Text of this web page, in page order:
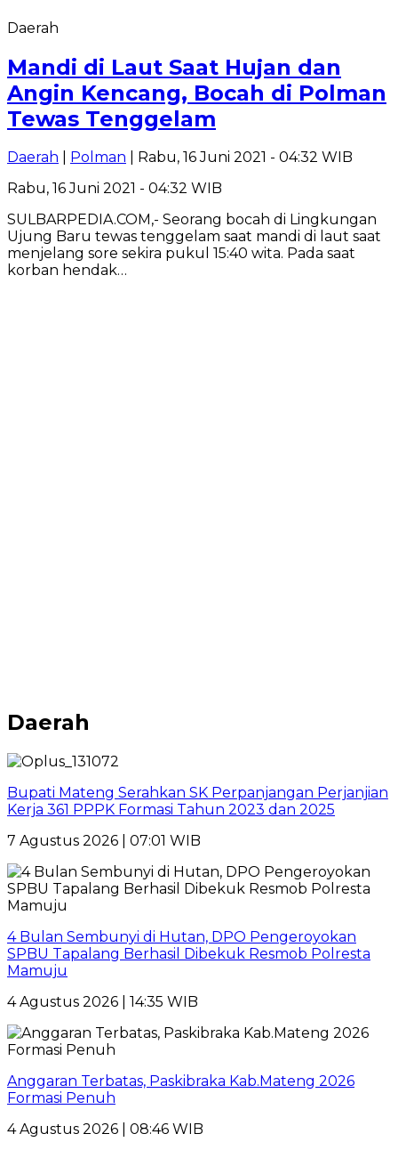
Daerah
Mandi di Laut Saat Hujan dan
Angin Kencang, Bocah di Polman
Tewas Tenggelam
Daerah Polman | Rabu, 16 Juni 2021 - 04:32 WIB
Rabu, 16 Juni 2021 - 04:32 WIB
SULBARPEDIA.COM,- Seorang bocah di Lingkungan
Ujung Baru tewas tenggelam saat mandi di laut saat
menjelang sore sekira pukul 15:40 wita. Pada saat
korban hendak…
Daerah
Bupati Mateng Serahkan SK Perpanjangan Perjanjian
Kerja 361 PPPK Formasi Tahun 2023 dan 2025
7 Agustus 2026 | 07:01 WIB
4 Bulan Sembunyi di Hutan, DPO Pengeroyokan
SPBU Tapalang Berhasil Dibekuk Resmob Polresta
Mamuju
4 Agustus 2026 | 14:35 WIB
Anggaran Terbatas, Paskibraka Kab.Mateng 2026
Formasi Penuh
4 Agustus 2026 | 08:46 WIB